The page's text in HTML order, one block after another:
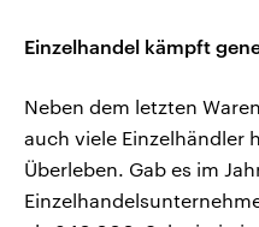
Einzelhandel kämpft
Neben dem letzten
auch viele Einzelhändler
Überleben. Gab es im